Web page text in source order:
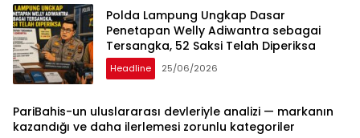
Polda Lampung Ungkap Dasar
Penetapan Welly Adiwantra sebagai
Tersangka, 52 Saksi Telah Diperiksa
Headline 25/06/2026
PariBahis-un uluslararası devleriyle analizi — markanın
kazandığı ve daha ilerlemesi zorunlu kategoriler